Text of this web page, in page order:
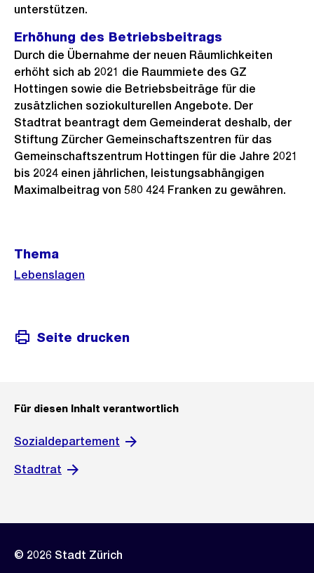
unterstützen.
Erhöhung des Betriebsbeitrags
Durch die Übernahme der neuen Räumlichkeiten
erhöht sich ab 2021 die Raummiete des GZ
Hottingen sowie die Betriebsbeiträge für die
zusätzlichen soziokulturellen Angebote. Der
Stadtrat beantragt dem Gemeinderat deshalb, der
Stiftung Zürcher Gemeinschaftszentren für das
Gemeinschaftszentrum Hottingen für die Jahre 2021
bis 2024 einen jährlichen, leistungsabhängigen
Maximalbeitrag von 580 424 Franken zu gewähren.
Informationen
Thema
Lebenslagen
Seite drucken
Für diesen Inhalt verantwortlich
Sozialdepartement
Stadtrat
© 2026 Stadt Zürich